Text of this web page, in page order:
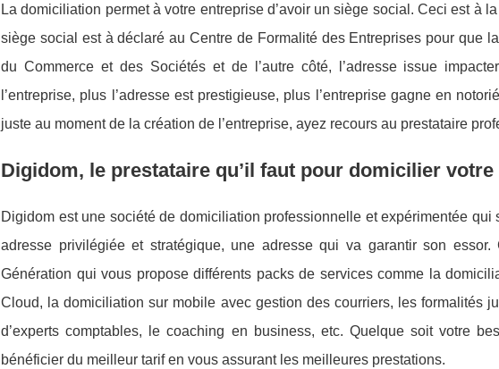
La domiciliation permet à votre entreprise d’avoir un siège social. Ceci est à
siège social est à déclaré au Centre de Formalité des Entreprises pour que
du Commerce et des Sociétés et de l’autre côté, l’adresse issue
l’entreprise, plus l’adresse est prestigieuse, plus l’entreprise gagne en
juste au moment de la création de l’entreprise, ayez recours au prestataire
Digidom, le prestataire qu’il faut pour domicilier
Digidom est une société de domiciliation professionnelle et expérimentée
adresse privilégiée et stratégique, une adresse qui va garantir son
Génération qui vous propose différents packs de services comme la
Cloud, la domiciliation sur mobile avec gestion des courriers, les formalités
d’experts comptables, le coaching en business, etc. Quelque soit votre
bénéficier du meilleur tarif en vous assurant les meilleures prestations.